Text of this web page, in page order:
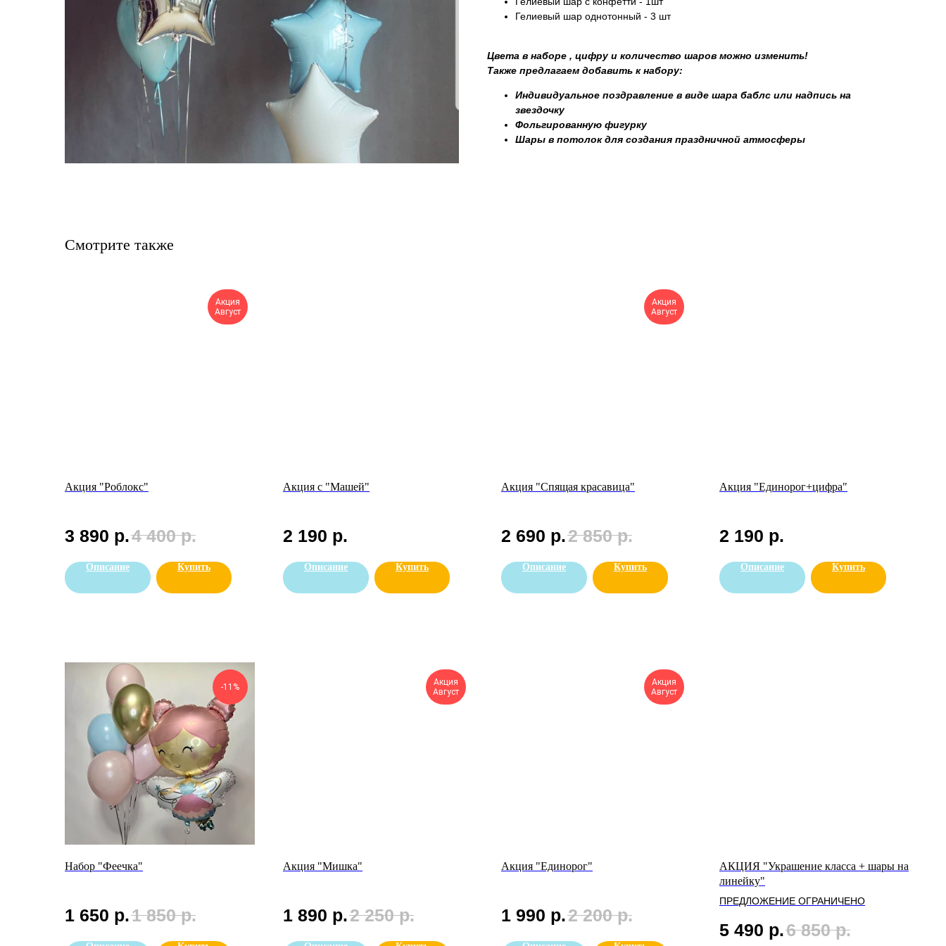
Гелиевый шар однотонный - 3 шт
Цвета в наборе , цифру и количество шаров можно изменить!
Также предлагаем добавить к набору:
Индивидуальное поздравление в виде шара баблс или надпись на
звездочку
Фольгированную фигурку
Шары в потолок для создания праздничной атмосферы
Смотрите также
Акция
Август
Акция "Роблокс"
3 890 р.4 400 р.
Описание Купить
Акция с "Машей"
2 190 р.
Описание Купить
Акция
Август
Акция "Спящая красавица"
2 690 р.2 850 р.
Описание Купить
Акция "Единорог+цифра"
2 190 р.
Описание Купить
-11%
Набор "Феечка"
1 650 р.1 850 р.
Акция
Август
Акция "Мишка"
1 890 р.2 250 р.
Акция
Август
Акция "Единорог"
1 990 р.2 200 р.
АКЦИЯ "Украшение класса + шары на
линейку"
ПРЕДЛОЖЕНИЕ ОГРАНИЧЕНО
5 490 р.6 850 р.